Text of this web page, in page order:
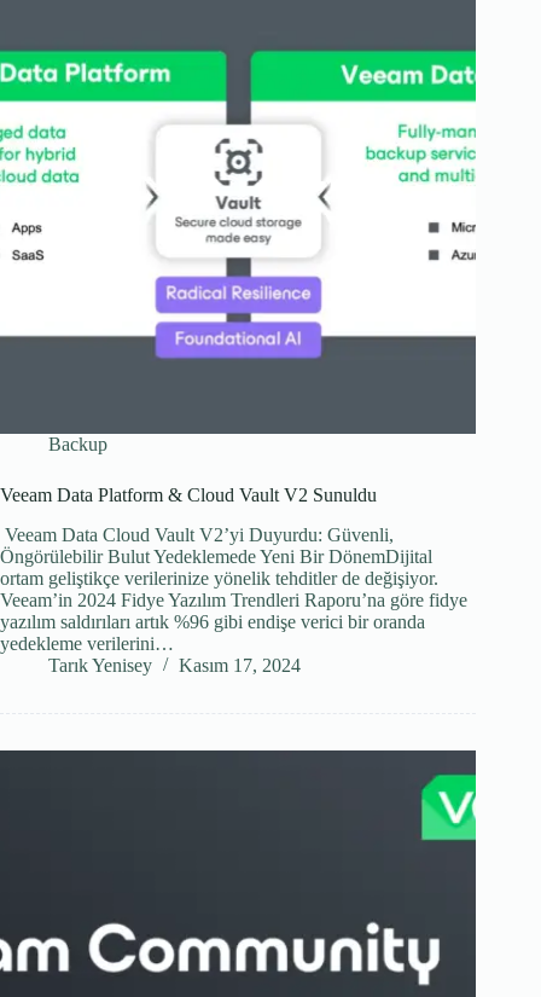
Backup
Veeam Data Platform & Cloud Vault V2 Sunuldu
​ Veeam Data Cloud Vault V2’yi Duyurdu: Güvenli,
Öngörülebilir Bulut Yedeklemede Yeni Bir DönemDijital
ortam geliştikçe verilerinize yönelik tehditler de değişiyor.
Veeam’in 2024 Fidye Yazılım Trendleri Raporu’na göre fidye
yazılım saldırıları artık %96 gibi endişe verici bir oranda
yedekleme verilerini…
Tarık Yenisey
Kasım 17, 2024